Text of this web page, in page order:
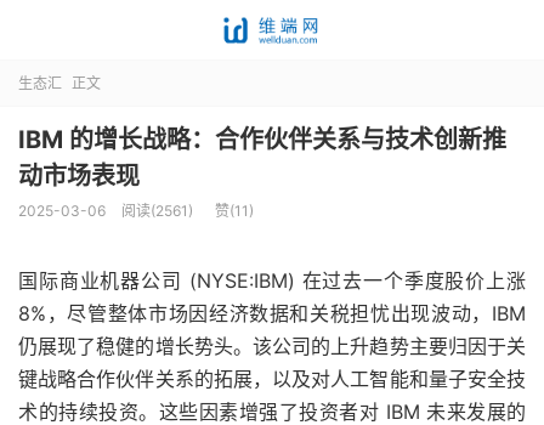
生态汇 正文
IBM 的增长战略：合作伙伴关系与技术创新推
动市场表现
2025-03-06 阅读(2561) 赞(11 )
国际商业机器公司 (NYSE:IBM) 在过去一个季度股价上涨
8%，尽管整体市场因经济数据和关税担忧出现波动，IBM
仍展现了稳健的增长势头。该公司的上升趋势主要归因于关
键战略合作伙伴关系的拓展，以及对人工智能和量子安全技
术的持续投资。这些因素增强了投资者对 IBM 未来发展的